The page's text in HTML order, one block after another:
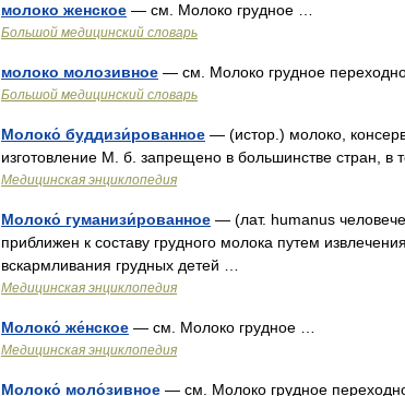
молоко женское — см. Молоко грудное …
Большой медицинский словарь
молоко молозивное — см. Молоко грудное
Большой медицинский словарь
Молоко́ буддизи́рованное — (истор.) молоко,
изготовление М. б. запрещено в большинстве стран, в
Медицинская энциклопедия
Молоко́ гуманизи́рованное — (лат. humanus
приближен к составу грудного молока путем
вскармливания грудных детей …
Медицинская энциклопедия
Молоко́ же́нское — см. Молоко грудное …
Медицинская энциклопедия
Молоко́ моло́зивное — см. Молоко грудное